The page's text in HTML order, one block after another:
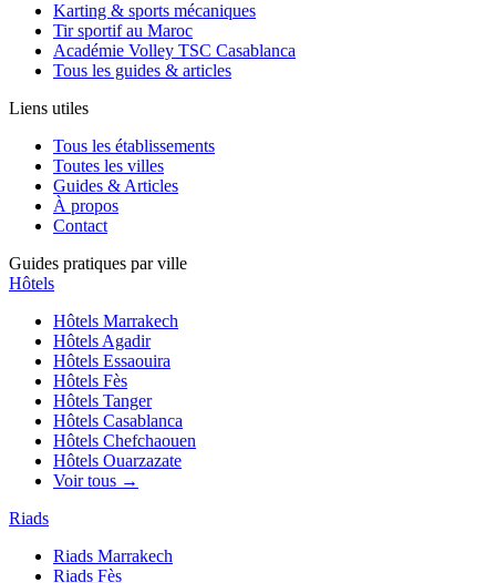
Karting & sports mécaniques
Tir sportif au Maroc
Académie Volley TSC Casablanca
Tous les guides & articles
Liens utiles
Tous les établissements
Toutes les villes
Guides & Articles
À propos
Contact
Guides pratiques par ville
Hôtels
Hôtels Marrakech
Hôtels Agadir
Hôtels Essaouira
Hôtels Fès
Hôtels Tanger
Hôtels Casablanca
Hôtels Chefchaouen
Hôtels Ouarzazate
Voir tous →
Riads
Riads Marrakech
Riads Fès